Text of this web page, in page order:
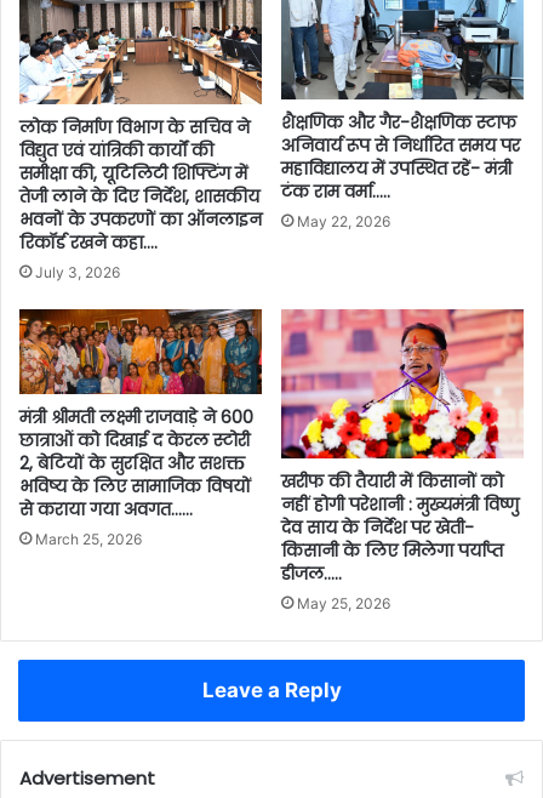
लोक निर्माण विभाग के सचिव ने
विद्युत एवं यांत्रिकी कार्यों की
समीक्षा की, यूटिलिटी शिफ्टिंग में
तेजी लाने के दिए निर्देश, शासकीय
भवनों के उपकरणों का ऑनलाइन
रिकॉर्ड रखने कहा….
July 3, 2026
शैक्षणिक और गैर-शैक्षणिक स्टाफ
अनिवार्य रूप से निर्धारित समय पर
महाविद्यालय में उपस्थित रहें- मंत्री
टंक राम वर्मा…..
May 22, 2026
मंत्री श्रीमती लक्ष्मी राजवाड़े ने 600
छात्राओं को दिखाई द केरल स्टोरी
2, बेटियों के सुरक्षित और सशक्त
भविष्य के लिए सामाजिक विषयों
से कराया गया अवगत……
March 25, 2026
खरीफ की तैयारी में किसानों को
नहीं होगी परेशानी : मुख्यमंत्री विष्णु
देव साय के निर्देश पर खेती-
किसानी के लिए मिलेगा पर्याप्त
डीजल…..
May 25, 2026
Leave a Reply
Advertisement